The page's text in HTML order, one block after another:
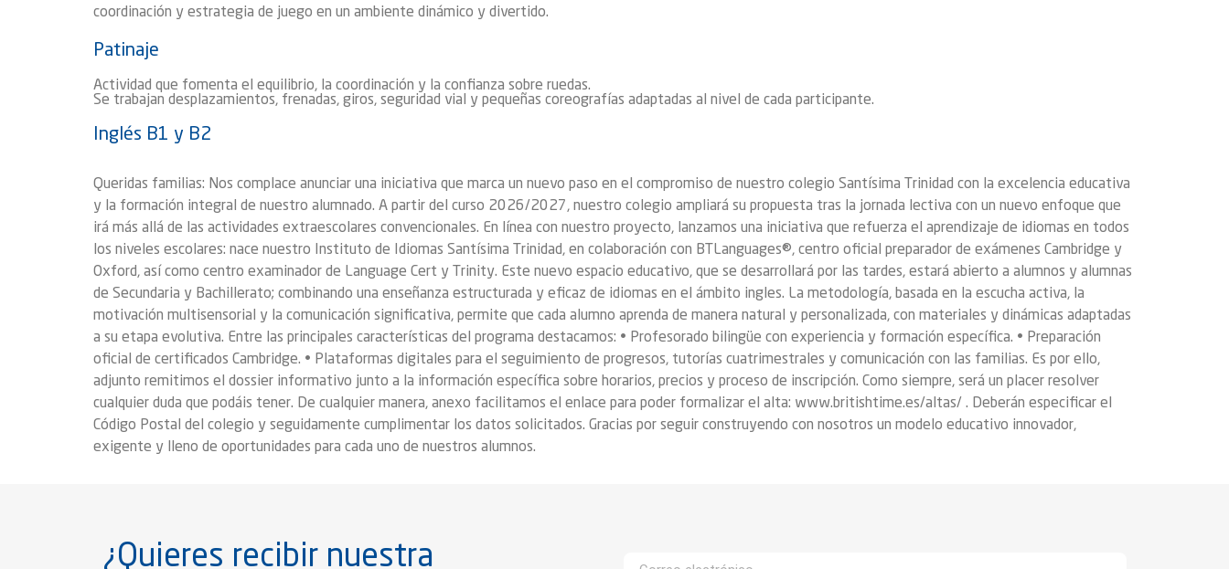
coordinación y estrategia de juego en un ambiente dinámico y divertido.
Patinaje
Actividad que fomenta el equilibrio, la coordinación y la confianza sobre ruedas.
Se trabajan desplazamientos, frenadas, giros, seguridad vial y pequeñas coreografías adaptadas al nivel de cada participante.
Inglés B1 y B2
Queridas familias: Nos complace anunciar una iniciativa que marca un nuevo paso en el compromiso de nuestro colegio Santísima Trinidad con la excelencia educativa
y la formación integral de nuestro alumnado. A partir del curso 2026/2027, nuestro colegio ampliará su propuesta tras la jornada lectiva con un nuevo enfoque que
irá más allá de las actividades extraescolares convencionales. En línea con nuestro proyecto, lanzamos una iniciativa que refuerza el aprendizaje de idiomas en todos
los niveles escolares: nace nuestro Instituto de Idiomas Santísima Trinidad, en colaboración con BTLanguages®, centro oficial preparador de exámenes Cambridge y
Oxford, así como centro examinador de Language Cert y Trinity. Este nuevo espacio educativo, que se desarrollará por las tardes, estará abierto a alumnos y alumnas
de Secundaria y Bachillerato; combinando una enseñanza estructurada y eficaz de idiomas en el ámbito ingles. La metodología, basada en la escucha activa, la
motivación multisensorial y la comunicación significativa, permite que cada alumno aprenda de manera natural y personalizada, con materiales y dinámicas adaptadas
a su etapa evolutiva. Entre las principales características del programa destacamos: • Profesorado bilingüe con experiencia y formación específica. • Preparación
oficial de certificados Cambridge. • Plataformas digitales para el seguimiento de progresos, tutorías cuatrimestrales y comunicación con las familias. Es por ello,
adjunto remitimos el dossier informativo junto a la información específica sobre horarios, precios y proceso de inscripción. Como siempre, será un placer resolver
cualquier duda que podáis tener. De cualquier manera, anexo facilitamos el enlace para poder formalizar el alta: www.britishtime.es/altas/ . Deberán especificar el
Código Postal del colegio y seguidamente cumplimentar los datos solicitados. Gracias por seguir construyendo con nosotros un modelo educativo innovador,
exigente y lleno de oportunidades para cada uno de nuestros alumnos.
¿Quieres recibir nuestra